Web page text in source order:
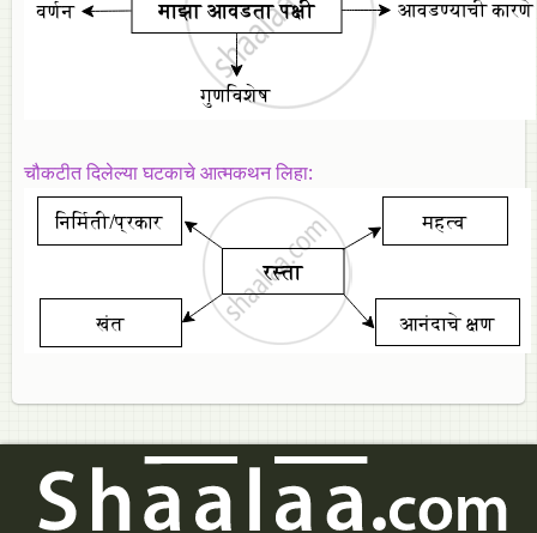
चौकटीत दिलेल्या घटकाचे आत्मकथन लिहा: